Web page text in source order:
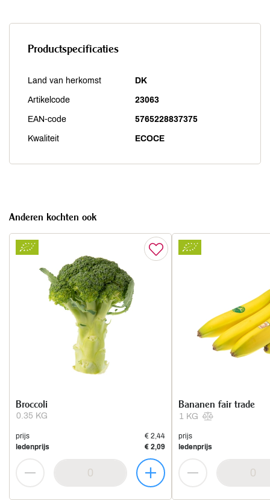
Productspecificaties
Land van herkomst DK
Artikelcode 23063
EAN-code 5765228837375
Kwaliteit ECOCE
Anderen kochten ook
0.35 KG
Broccoli
prijs
€ 2,44
ledenprijs
€ 2,09
1 KG
Bananen fair trade
prijs
ledenprijs